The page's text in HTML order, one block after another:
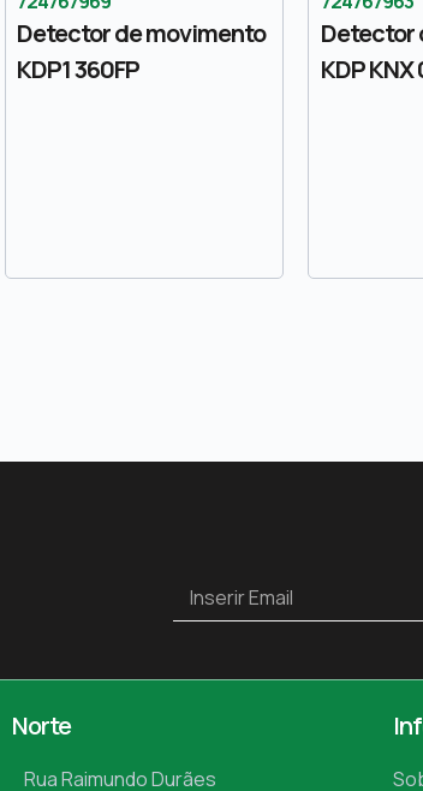
Detector de movimento
KDP1 360FP
Detector
KDP KNX
Norte
Rua Raimundo Durães